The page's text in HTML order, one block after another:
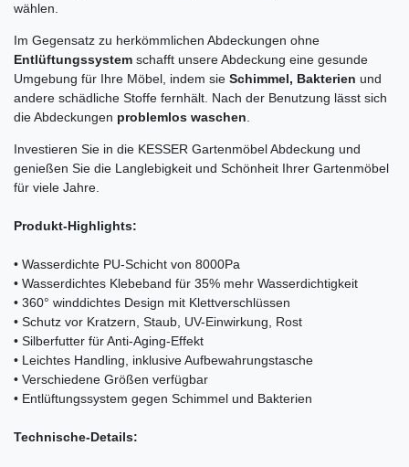
wählen.
Im Gegensatz zu herkömmlichen Abdeckungen ohne
Entlüftungssystem schafft unsere Abdeckung eine gesunde
Umgebung für Ihre Möbel, indem sie Schimmel, Bakterien und
andere schädliche Stoffe fernhält. Nach der Benutzung lässt sich
die Abdeckungen problemlos waschen.
Investieren Sie in die KESSER Gartenmöbel Abdeckung und
genießen Sie die Langlebigkeit und Schönheit Ihrer Gartenmöbel
für viele Jahre.
Produkt-Highlights:
• Wasserdichte PU-Schicht von 8000Pa
• Wasserdichtes Klebeband für 35% mehr Wasserdichtigkeit
• 360° winddichtes Design mit Klettverschlüssen
• Schutz vor Kratzern, Staub, UV-Einwirkung, Rost
• Silberfutter für Anti-Aging-Effekt
• Leichtes Handling, inklusive Aufbewahrungstasche
• Verschiedene Größen verfügbar
• Entlüftungssystem gegen Schimmel und Bakterien
Technische-Details: